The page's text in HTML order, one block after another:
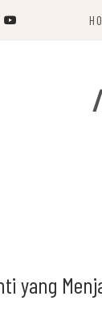
yang